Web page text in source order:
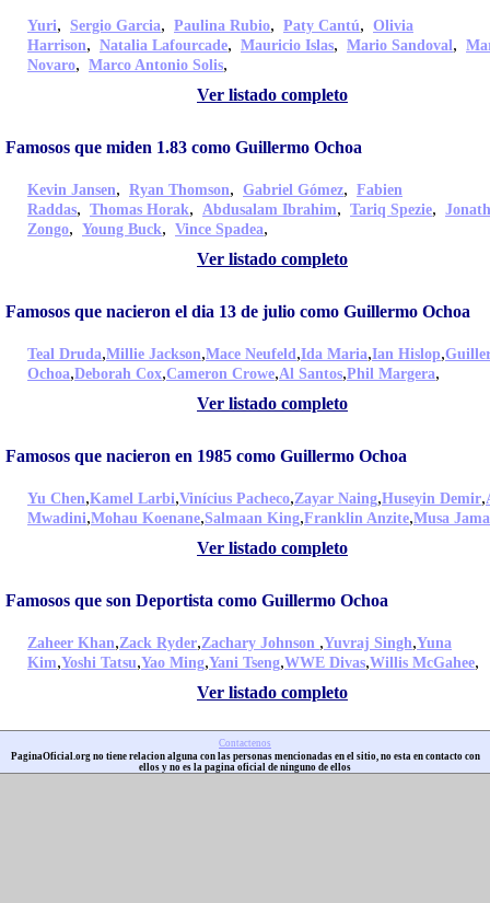
Yuri, Sergio Garcia, Paulina Rubio, Paty Cantú, Olivia
Harrison, Natalia Lafourcade, Mauricio Islas, Mario Sandoval,
Novaro, Marco Antonio Solis,
Ver listado completo
Famosos que miden 1.83 como Guillermo Ochoa
Kevin Jansen, Ryan Thomson, Gabriel Gómez, Fabien
Raddas, Thomas Horak, Abdusalam Ibrahim, Tariq Spezie,
Zongo, Young Buck, Vince Spadea,
Ver listado completo
Famosos que nacieron el dia 13 de julio como Guillermo Ochoa
Teal Druda,Millie Jackson,Mace Neufeld,Ida Maria,Ian Hislop,
Ochoa,Deborah Cox,Cameron Crowe,Al Santos,Phil Margera,
Ver listado completo
Famosos que nacieron en 1985 como Guillermo Ochoa
Yu Chen,Kamel Larbi,Vinícius Pacheco,Zayar Naing,Huseyin Demir,
Mwadini,Mohau Koenane,Salmaan King,Franklin Anzite,Musa
Ver listado completo
Famosos que son Deportista como Guillermo Ochoa
Zaheer Khan,Zack Ryder,Zachary Johnson ,Yuvraj Singh,Yuna
Kim,Yoshi Tatsu,Yao Ming,Yani Tseng,WWE Divas,Willis McGahee,
Ver listado completo
Contactenos
PaginaOficial.org no tiene relacion alguna con las personas mencionadas en el sitio, no esta en contacto con
ellos y no es la pagina oficial de ninguno de ellos